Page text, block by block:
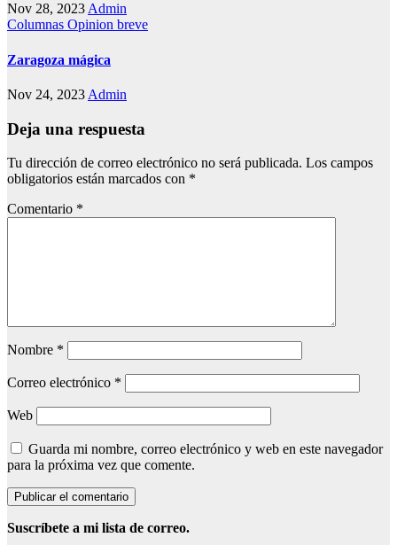
Nov 28, 2023 Admin
Columnas Opinion breve
Zaragoza mágica
Nov 24, 2023 Admin
Deja una respuesta
Tu dirección de correo electrónico no será publicada. Los campos
obligatorios están marcados con *
Comentario *
Nombre *
Correo electrónico *
Web
Guarda mi nombre, correo electrónico y web en este navegador
para la próxima vez que comente.
Suscríbete a mi lista de correo.